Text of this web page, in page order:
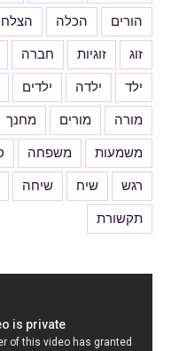
הורים הכלה
זוג זוגיות חברה
ילד ילדה ילדים
מורה מורים מחנך
משמעות משפחה
רגש שיח שיחה
תקשורת